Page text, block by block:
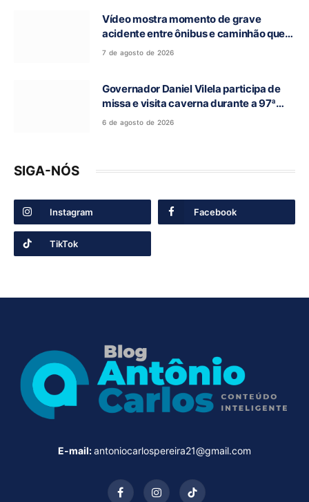
Vídeo mostra momento de grave
acidente entre ônibus e caminhão que
deixou cinco mortos na GO-010, em
7 de agosto de 2026
Governador Daniel Vilela participa de
missa e visita caverna durante a 97ª
Romaria do Bom Jesus da Lapa de Terra
6 de agosto de 2026
SIGA-NÓS
Instagram Facebook
TikTok
E-mail:antoniocarlospereira21@gmail.com
FacebookInstagramTikTok